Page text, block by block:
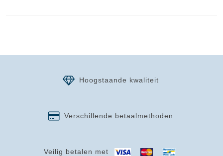
Veilig betalen met
Verschillende betaalmethoden
Hoogstaande kwaliteit